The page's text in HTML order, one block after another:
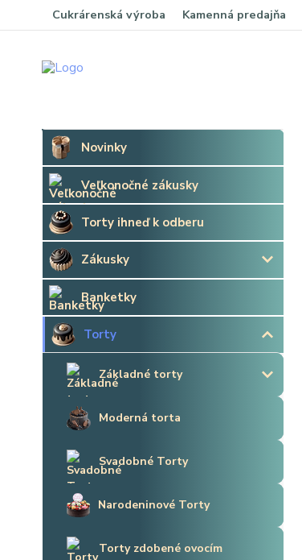
Cukrárenská výroba Kamenná predajňa
Novinky
Veľkonočné zákusky
Torty ihneď k odberu
Zákusky
Banketky
Torty
Základné torty
Moderná torta
Svadobné Torty
Narodeninové Torty
Torty zdobené ovocím